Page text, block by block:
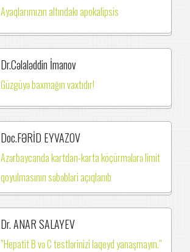
Ayaqlarımızın altındakı apokalipsis
Dr.Cəlaləddin İmanov
Güzgüyə baxmağın vaxtıdır!
Doc.FƏRİD EYVAZOV
Azərbaycanda kartdan-karta köçürmələrə limit
qoyulmasının səbəbləri açıqlanıb
Dr. ANAR SALAYEV
”Hepatit B və C testlərinizi laqeyd yanaşmayın.”